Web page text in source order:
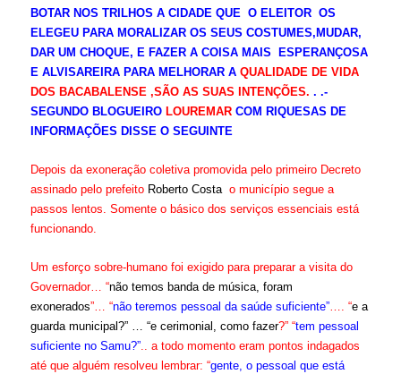
BOTAR NOS TRILHOS A CIDADE QUE O ELEITOR OS
ELEGEU PARA MORALIZAR OS SEUS COSTUMES,MUDAR,
DAR UM CHOQUE, E FAZER A COISA MAIS ESPERANÇOSA
E ALVISAREIRA PARA MELHORAR AQUALIDADE DE VIDA
DOS BACABALENSE ,SÃO AS SUAS INTENÇÕES. . .-
SEGUNDO BLOGUEIRO LOUREMAR COM RIQUESAS DE
INFORMAÇÕES DISSE O SEGUINTE
Depois da exoneração coletiva promovida pelo primeiro Decreto
assinado pelo prefeito Roberto Costao município segue a
passos lentos. Somente o básico dos serviços essenciais está
funcionando.
Um esforço sobre-humano foi exigido para preparar a visita do
Governador… “não temos banda de música, foram
exonerados”… “não teremos pessoal da saúde suficiente”…. “e a
guarda municipal?” … “e cerimonial, como fazer?” “tem pessoal
suficiente no Samu?”.. a todo momento eram pontos indagados
até que alguém resolveu lembrar: “gente, o pessoal que está